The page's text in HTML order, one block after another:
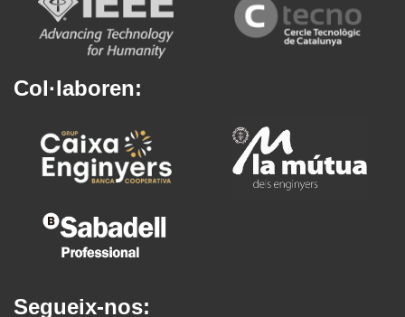
Col·laboren:
Segueix-nos: